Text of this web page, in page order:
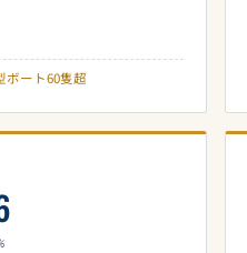
ボート60隻超